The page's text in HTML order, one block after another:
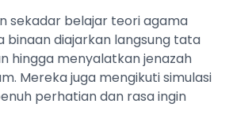
sekadar belajar teori agama
binaan diajarkan langsung tata
hingga menyalatkan jenazah
Mereka juga mengikuti simulasi
perhatian dan rasa ingin